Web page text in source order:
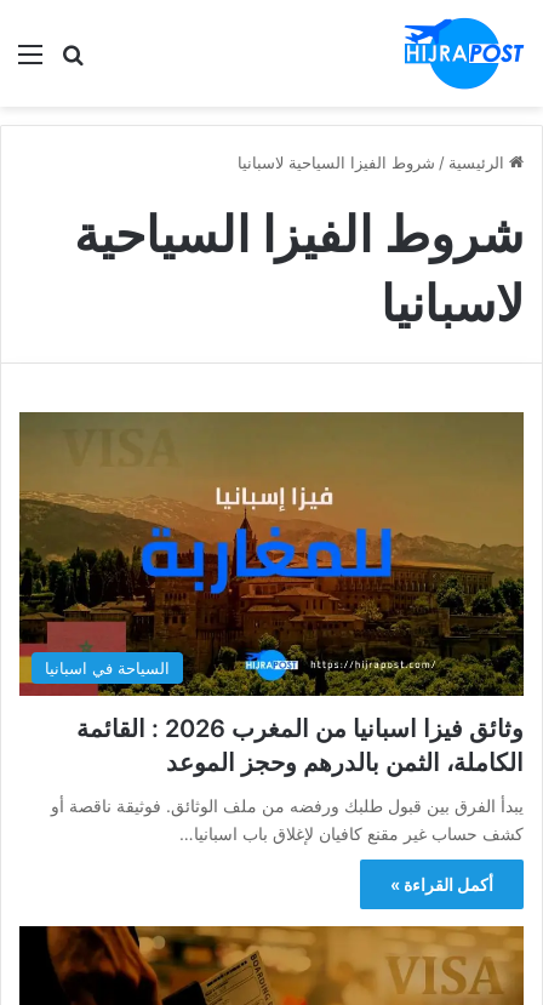
ابحث
الرئيسية / شروط الفيزا السياحية لاسبانيا
شروط الفيزا السياحية
لاسبانيا
السياحة في اسبانيا
وثائق فيزا اسبانيا من المغرب 2026 : القائمة
الكاملة، الثمن بالدرهم وحجز الموعد
يبدأ الفرق بين قبول طلبك ورفضه من ملف الوثائق. فوثيقة ناقصة أو
كشف حساب غير مقنع كافيان لإغلاق باب اسبانيا…
أكمل القراءة »